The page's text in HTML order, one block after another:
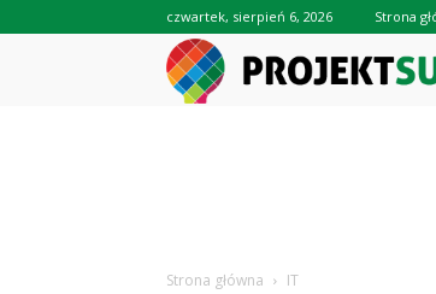
czwartek, sierpień 6, 2026 Strona
Strona główna IT